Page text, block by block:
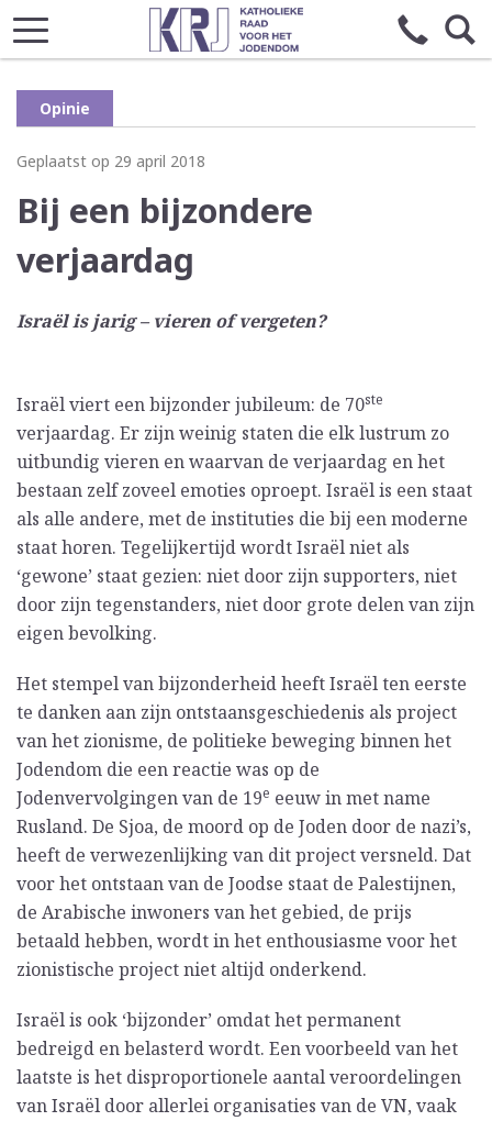
Opinie
Geplaatst op 29 april 2018
Bij een bijzondere
verjaardag
Israël is jarig – vieren of vergeten?
Israël viert een bijzonder jubileum: de 70ste
verjaardag. Er zijn weinig staten die elk lustrum zo
uitbundig vieren en waarvan de verjaardag en het
bestaan zelf zoveel emoties oproept. Israël is een staat
als alle andere, met de instituties die bij een moderne
staat horen. Tegelijkertijd wordt Israël niet als
‘gewone’ staat gezien: niet door zijn supporters, niet
door zijn tegenstanders, niet door grote delen van zijn
eigen bevolking.
Het stempel van bijzonderheid heeft Israël ten eerste
te danken aan zijn ontstaansgeschiedenis als project
van het zionisme, de politieke beweging binnen het
Jodendom die een reactie was op de
Jodenvervolgingen van de 19e eeuw in met name
Rusland. De Sjoa, de moord op de Joden door de nazi’s,
heeft de verwezenlijking van dit project versneld. Dat
voor het ontstaan van de Joodse staat de Palestijnen,
de Arabische inwoners van het gebied, de prijs
betaald hebben, wordt in het enthousiasme voor het
zionistische project niet altijd onderkend.
Israël is ook ‘bijzonder’ omdat het permanent
bedreigd en belasterd wordt. Een voorbeeld van het
laatste is het disproportionele aantal veroordelingen
van Israël door allerlei organisaties van de VN, vaak